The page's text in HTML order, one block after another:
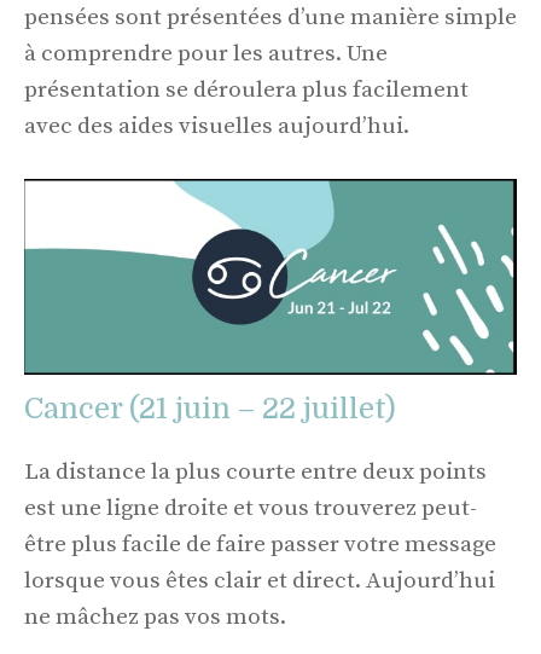
pensées sont présentées d’une manière simple
à comprendre pour les autres. Une
présentation se déroulera plus facilement
avec des aides visuelles aujourd’hui.
Cancer (21 juin – 22 juillet)
La distance la plus courte entre deux points
est une ligne droite et vous trouverez peut-
être plus facile de faire passer votre message
lorsque vous êtes clair et direct. Aujourd’hui
ne mâchez pas vos mots.